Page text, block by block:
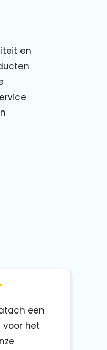
en
een
het